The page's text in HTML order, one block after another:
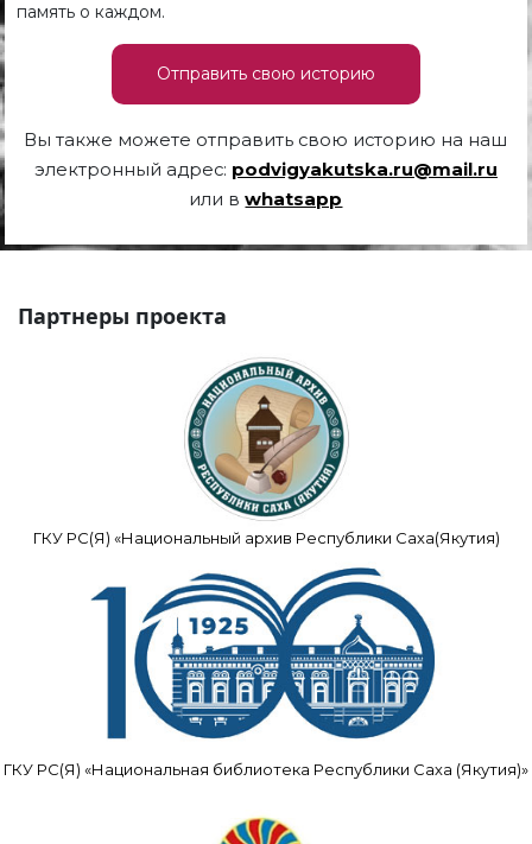
память о каждом.
Отправить свою историю
Вы также можете отправить свою историю на наш
электронный адрес: podvigyakutska.ru@mail.ru
или вwhatsapp
Партнеры проекта
ГКУ РС(Я) «Национальный архив Республики Саха(Якутия)
ГКУ РС(Я) «Национальная библиотека Республики Саха (Якутия)»